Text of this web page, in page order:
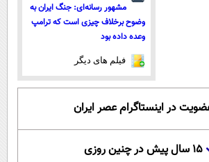
مشهور رسانه‌ای: جنگ ایران به
وضوح برخلاف چیزی است که ترامپ
وعده داده بود
فیلم های دیگر
در اینستاگرام عصر ایران
۱۵ سال پیش در چنین روزی